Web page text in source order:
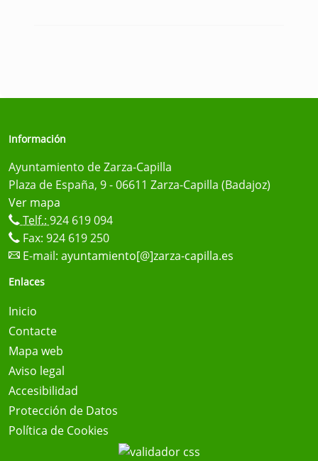
Información
Ayuntamiento de Zarza-Capilla
Plaza de España, 9 - 06611 Zarza-Capilla (Badajoz)
Ver mapa
Telf.: 924 619 094
Fax: 924 619 250
E-mail: ayuntamiento[@]zarza-capilla.es
Enlaces
Inicio
Contacte
Mapa web
Aviso legal
Accesibilidad
Protección de Datos
Política de Cookies